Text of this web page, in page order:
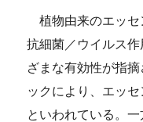
植物由来のエッセ
抗細菌／ウイルス
ざまな有効性が指
ックにより、エッ
といわれている。